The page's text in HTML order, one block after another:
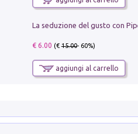
€ 6.00 (€15.00- 60%)
aggiungi al carrello